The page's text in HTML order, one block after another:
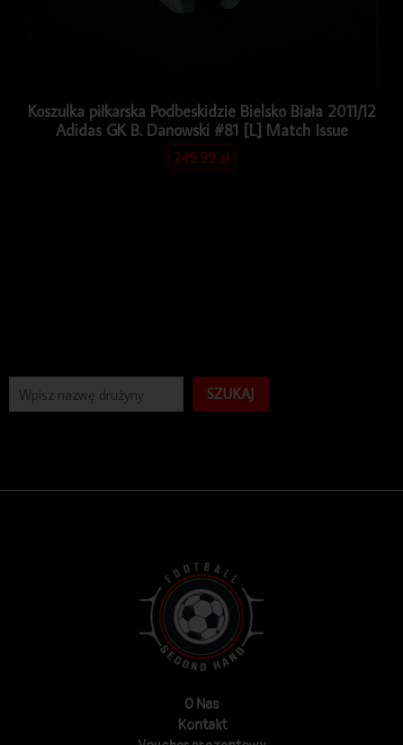
SZUKAJ
Koszulka piłkarska Podbeskidzie Bielsko Biała 2011/12
Adidas GK B. Danowski #81 [L] Match Issue
249.99zł
O Nas
Kontakt